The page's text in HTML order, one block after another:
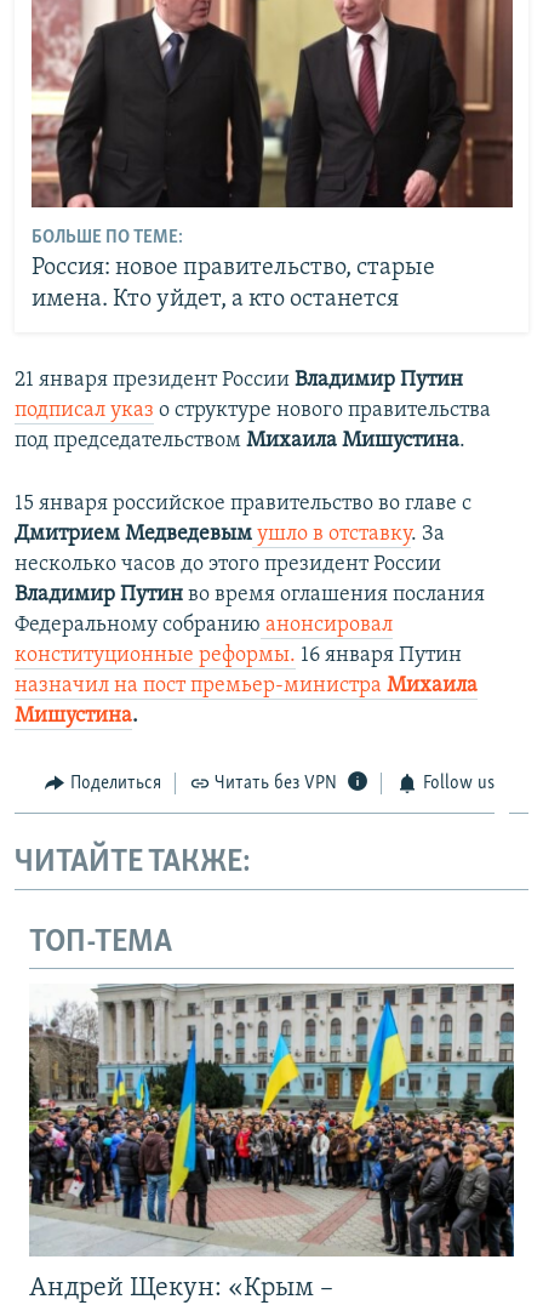
БОЛЬШЕ ПО ТЕМЕ:
Россия: новое правительство, старые
имена. Кто уйдет, а кто останется
21 января президент России Владимир Путин
подписал указ о структуре нового правительства
под председательством Михаила Мишустина.
15 января российское правительство во главе с
Дмитрием Медведевым ушло в отставку. За
несколько часов до этого президент России
Владимир Путин во время оглашения послания
Федеральному собранию анонсировал
конституционные реформы. 16 января Путин
назначил на пост премьер-министра Михаила
Мишустина.
Поделиться Читать без VPN Follow us
ЧИТАЙТЕ ТАКЖЕ:
ТОП-ТЕМА
Андрей Щекун: «Крым –